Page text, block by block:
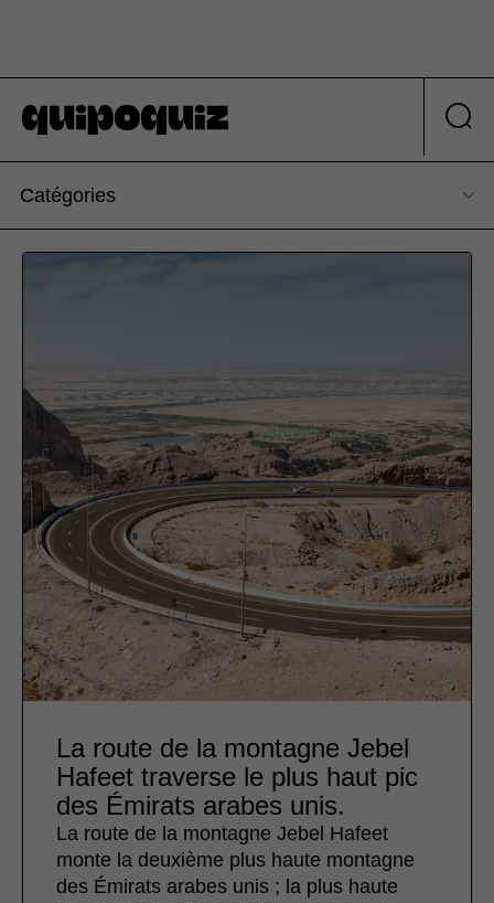
Catégories
La route de la montagne Jebel
Hafeet traverse le plus haut pic
des Émirats arabes unis.
La route de la montagne Jebel Hafeet
monte la deuxième plus haute montagne
des Émirats arabes unis ; la plus haute